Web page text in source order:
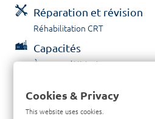
Réparation et révision
Réhabilitation CRT
Capacités
À propos / Historique
Contactez nous
Cookies & Privacy
This website uses cookies.